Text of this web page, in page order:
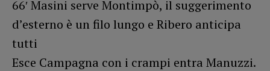
66′ Masini serve Montimpò, il suggerimento
d’esterno è un filo lungo e Ribero anticipa
tutti
Esce Campagna con i crampi entra Manuzzi.